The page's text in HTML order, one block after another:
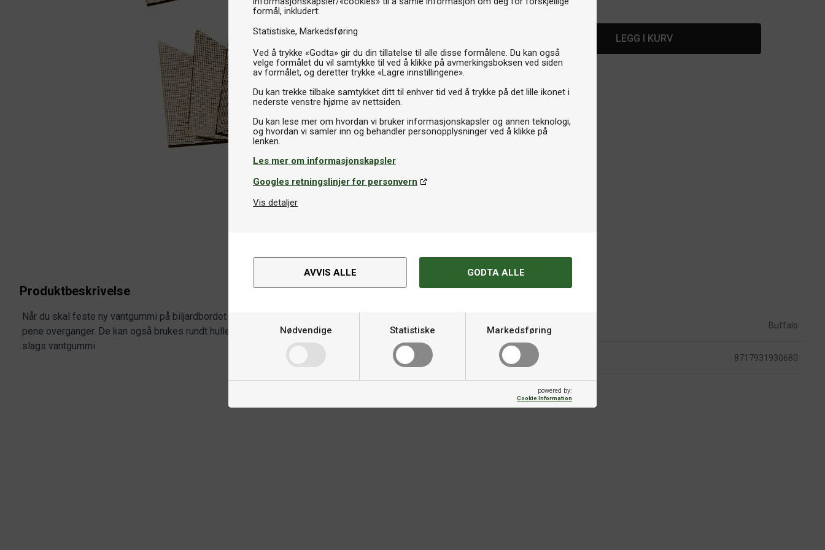
formål, inkludert:
Statistiske Markedsføring
Ved å trykke «Godta» gir du din tillatelse til alle disse formålene. Du kan også
velge formålet du vil samtykke til ved å klikke på avmerkingsboksen ved siden
av formålet, og deretter trykke «Lagre innstillingene».
Du kan trekke tilbake samtykket ditt til enhver tid ved å trykke på det lille ikonet i
nederste venstre hjørne av nettsiden.
Du kan lese mer om hvordan vi bruker informasjonskapsler og annen teknologi,
og hvordan vi samler inn og behandler personopplysninger ved å klikke på
Les mer om informasjonskapsler
Googles retningslinjer for personvern
Vis detaljer
AVVIS ALLE GODTA ALLE
Nødvendige Statistiske Markedsføring
powered by:
Cookie Information
LEGG I KURV
Produktbeskrivelse
Når du skal feste ny vantgummi på biljardbordet trenger du disse kantbitene for å skape
pene overganger. De kan også brukes rundt hullene i bordet. Passer sammen med alle
slags vantgummi.
Spesifikasjoner
Varemerke Buffalo
EAN 8717931930680